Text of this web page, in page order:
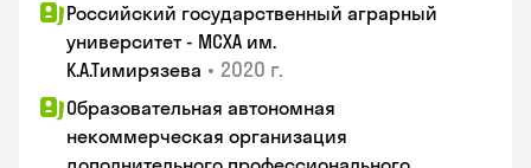
Российский государственный аграрный
университет - МСХА им.
К.А.Тимирязева • 2020 г.
Образовательная автономная
некоммерческая организация